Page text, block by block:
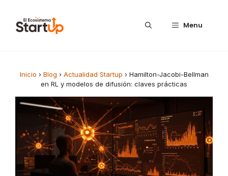
Menu
Inicio › Blog › Actualidad Startup › Hamilton-Jacobi-Bellman
en RL y modelos de difusión: claves prácticas